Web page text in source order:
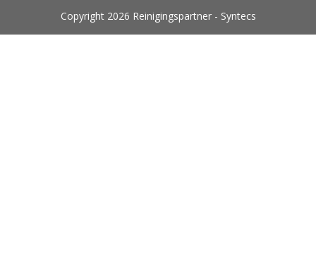
Copyright 2026 Reinigingspartner - Syntecs